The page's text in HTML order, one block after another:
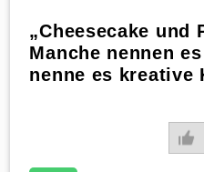
„Cheesecake und
Manche nennen
nenne es kreative